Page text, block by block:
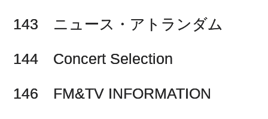
143 ニュース・アトランダム
144 Concert Selection
146 FM&TV INFORMATION